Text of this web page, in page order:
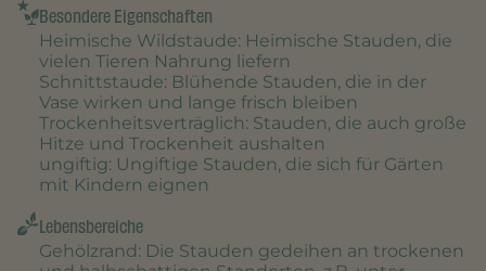
Besondere Eigenschaften
Heimische Wildstaude: Heimische Stauden, die
vielen Tieren Nahrung liefern
Schnittstaude: Blühende Stauden, die in der
Vase wirken und lange frisch bleiben
Trockenheitsverträglich: Stauden, die auch große
Hitze und Trockenheit aushalten
ungiftig: Ungiftige Stauden, die sich für Gärten
mit Kindern eignen
Lebensbereiche
Gehölzrand: Die Stauden gedeihen an trockenen